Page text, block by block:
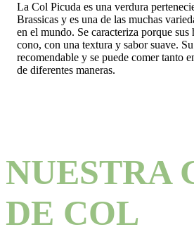
La Col Picuda es una verdura
Brassicas y es una de las muchas
en el mundo. Se caracteriza porque sus
cono, con una textura y sabor suave.
recomendable y se puede comer tanto
de diferentes maneras.
NUESTRA
DE COL